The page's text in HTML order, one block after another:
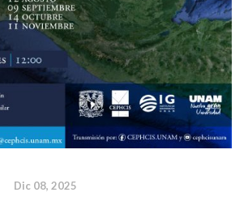
Dic 08, 2025